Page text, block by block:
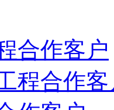
合作客户
程合作客